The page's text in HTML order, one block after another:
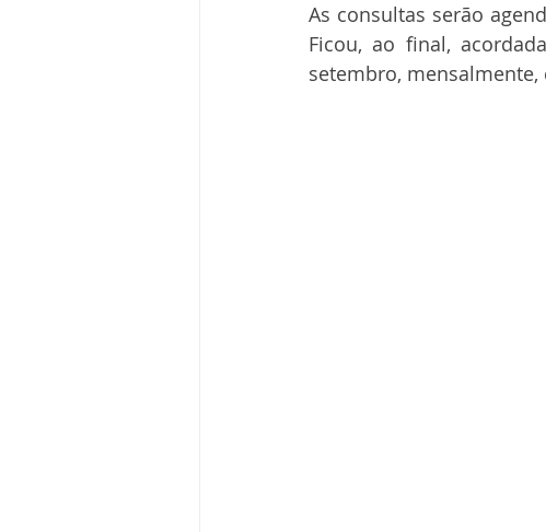
As consultas serão
Ficou, ao final,
setembro,